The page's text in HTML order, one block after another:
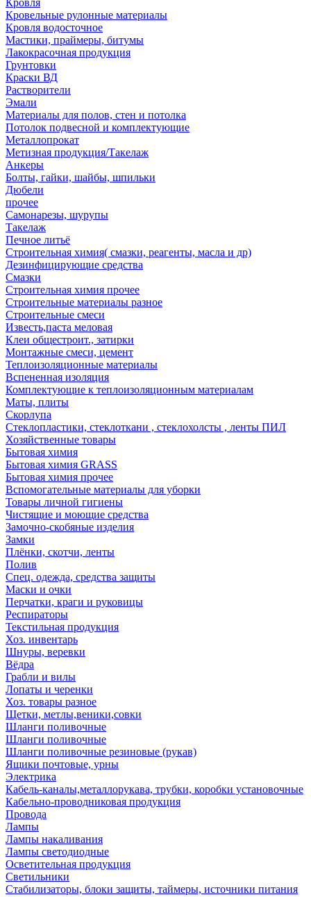
Кровля
Кровельные рулонные материалы
Кровля водосточное
Мастики, праймеры, битумы
Лакокрасочная продукция
Грунтовки
Краски ВД
Растворители
Эмали
Материалы для полов, стен и потолка
Потолок подвесной и комплектующие
Металлопрокат
Метизная продукция/Такелаж
Анкеры
Болты, гайки, шайбы, шпильки
Дюбели
прочее
Самонарезы, шурупы
Такелаж
Печное литьё
Строительная химия( смазки, реагенты, масла и др)
Дезинфицирующие средства
Смазки
Строительная химия прочее
Строительные материалы разное
Строительные смеси
Известь,паста меловая
Клеи общестроит., затирки
Монтажные смеси, цемент
Теплоизоляционные материалы
Вспененная изоляция
Комплектующие к теплоизоляционным материалам
Маты, плиты
Скорлупа
Стеклопластики, стеклоткани , стеклохолсты , ленты ПИЛ
Хозяйственные товары
Бытовая химия
Бытовая химия GRASS
Бытовая химия прочее
Вспомогательные материалы для уборки
Товары личной гигиены
Чистящие и моющие средства
Замочно-скобяные изделия
Замки
Плёнки, скотчи, ленты
Полив
Спец. одежда, средства защиты
Маски и очки
Перчатки, краги и руковицы
Респираторы
Текстильная продукция
Хоз. инвентарь
Шнуры, веревки
Вёдра
Грабли и вилы
Лопаты и черенки
Хоз. товары разное
Щетки, метлы,веники,совки
Шланги поливочные
Шланги поливочные
Шланги поливочные резиновые (рукав)
Ящики почтовые, урны
Электрика
Кабель-каналы,металлорукава, трубки, коробки установочные
Кабельно-проводниковая продукция
Провода
Лампы
Лампы накаливания
Лампы светодиодные
Осветительная продукция
Светильники
Стабилизаторы, блоки защиты, таймеры, источники питания